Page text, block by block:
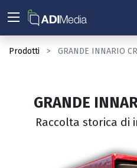
Prodotti GRANDE INNARIO
GRANDE
Raccolta storica di